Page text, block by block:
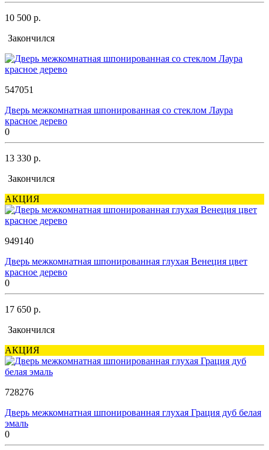
10 500 р.
Закончился
547051
Дверь межкомнатная шпонированная со стеклом Лаура
красное дерево
0
13 330 р.
Закончился
АКЦИЯ
949140
Дверь межкомнатная шпонированная глухая Венеция цвет
красное дерево
0
17 650 р.
Закончился
АКЦИЯ
728276
Дверь межкомнатная шпонированная глухая Грация дуб белая
эмаль
0